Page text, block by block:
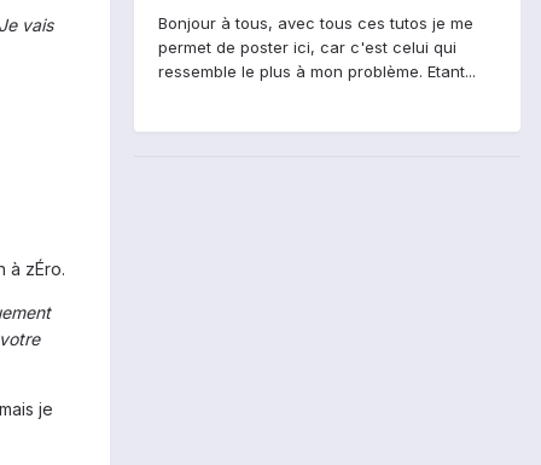
vais
à zÉro.
je
Bonjour à tous, avec tous ces tutos je me
permet de poster ici, car c'est celui qui
ressemble le plus à mon problème. Etant...